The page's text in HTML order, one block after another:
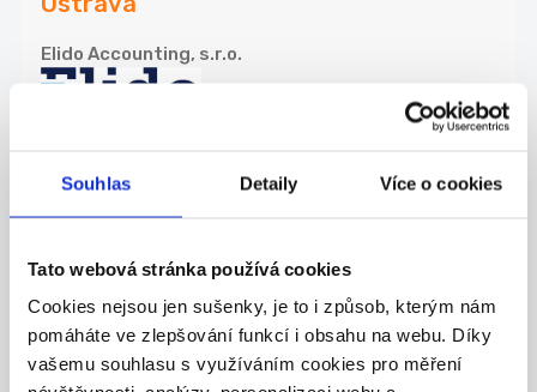
Souhlas Detaily Více o cookies
Tato webová stránka používá cookies
Cookies nejsou jen sušenky, je to i způsob, kterým nám
pomáháte ve zlepšování funkcí i obsahu na webu. Díky
vašemu souhlasu s využíváním cookies pro měření
Elido Accounting, s.r.o.
DALŠÍ NABÍDKY Z CELÉ ČR
Vykládka kamionů Pardubice,
140 Kč čist./hod., umožn...
Do našeho týmu a provozu v Dolních Ředicích u
Pa...